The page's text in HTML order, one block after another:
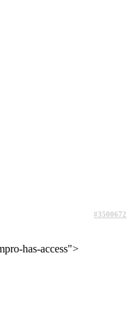
#3500672
has-access">